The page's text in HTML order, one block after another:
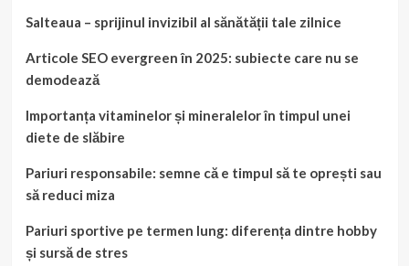
Salteaua – sprijinul invizibil al sănătății tale zilnice
Articole SEO evergreen în 2025: subiecte care nu se
demodează
Importanța vitaminelor și mineralelor în timpul unei
diete de slăbire
Pariuri responsabile: semne că e timpul să te oprești sau
să reduci miza
Pariuri sportive pe termen lung: diferența dintre hobby
și sursă de stres